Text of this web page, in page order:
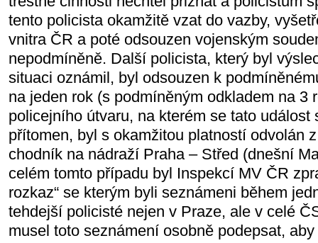
tento policista okamžitě vzat do vazby,
vnitra ČR a poté odsouzen vojenským
nepodmíněně. Další policista, který byl
situaci oznámil, byl odsouzen k
na jeden rok (s podmíněným odkladem na 3
policejního útvaru, na kterém se tato událost
přítomen, byl s okamžitou platností odvolán
chodník na nádraží Praha – Střed (dnešní
celém tomto případu byl Inspekcí MV ČR
rozkaz“ se kterým byli seznámeni během
tehdejší policisté nejen v Praze, ale v celé
musel toto seznámení osobně podepsat,